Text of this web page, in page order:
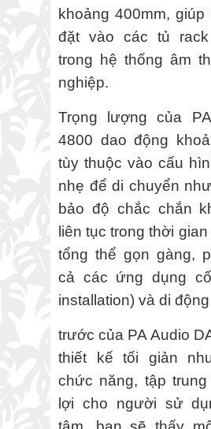
khoảng 400mm,
đặt vào các tủ
trong hệ thống âm
nghiệp.
Trọng lượng của
4800 dao động
tùy thuộc vào cấu
nhẹ để di chuyển
bảo độ chắc chắn
liên tục trong thời
tổng thể gọn gàng,
cả các ứng dụng
installation) và di
trước của PA Audio
thiết kế tối giản
chức năng, tập
lợi cho người sử